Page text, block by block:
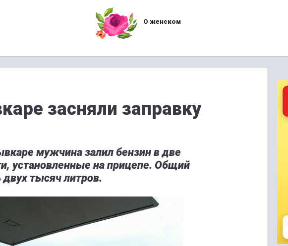
О женском
засняли заправку
мужчина залил бензин в две
установленные на прицепе. Общий
тысяч литров.